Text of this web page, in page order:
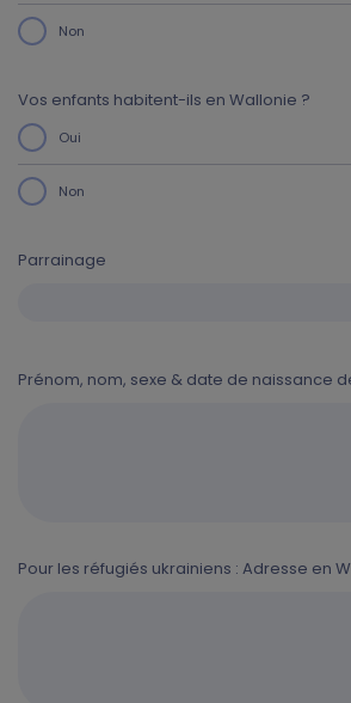
Non
Vos enfants habitent-ils en Wallonie ?
Oui
Non
Parrainage
Prénom, nom, sexe & date de naissance
Pour les réfugiés ukrainiens : Adresse en